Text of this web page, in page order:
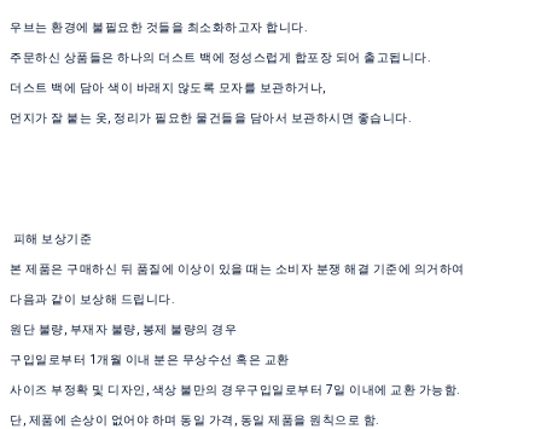
우브는 환경에 불필요한 것들을 최소화하고자 합니다.
주문하신 상품들은 하나의 더스트 백에 정성스럽게 합포장 되어 출고됩니다.
더스트 백에 담아 색이 바래지 않도록 모자를 보관하거나,
먼지가 잘 붙는 옷, 정리가 필요한 물건들을 담아서 보관하시면 좋습니다.
피해 보상기준
본 제품은 구매하신 뒤 품질에 이상이 있을 때는 소비자 분쟁 해결 기준에 의거하여
다음과 같이 보상해 드립니다.
원단 불량, 부재자 불량, 봉제 불량의 경우
구입일로부터 1개월 이내 분은 무상수선 혹은 교환
사이즈 부정확 및 디자인, 색상 불만의 경우구입일로부터 7일 이내에 교환 가능함.
단, 제품에 손상이 없어야 하며 동일 가격, 동일 제품을 원칙으로 함.